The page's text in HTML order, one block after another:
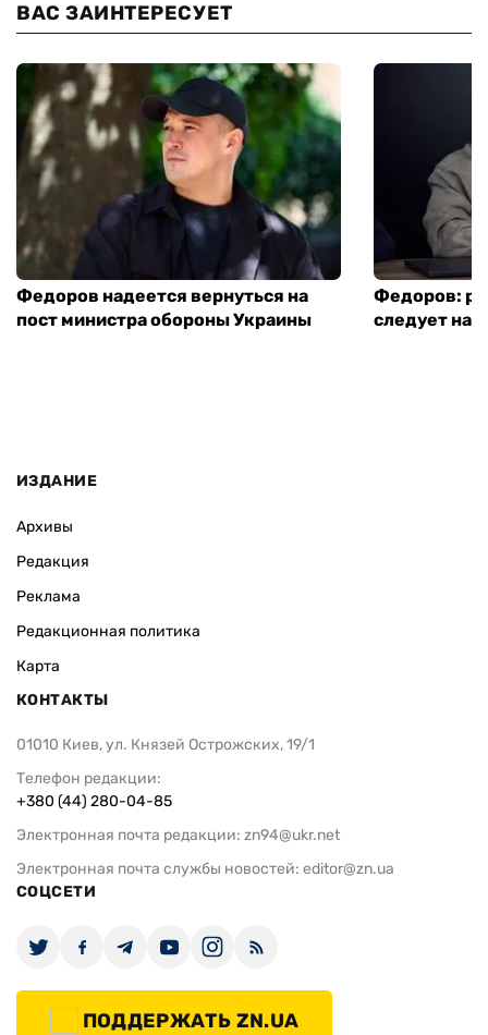
ВАС ЗАИНТЕРЕСУЕТ
Федоров надеется вернуться на
пост министра обороны Украины
Федоров:
следует
ИЗДАНИЕ
Архивы
Редакция
Реклама
Редакционная политика
Карта
КОНТАКТЫ
01010 Киев, ул. Князей Острожских, 19/1
Телефон редакции:
+380 (44) 280-04-85
Электронная почта редакции: zn94@ukr.net
Электронная почта службы новостей: editor@zn.ua
СОЦСЕТИ
ПОДДЕРЖАТЬ ZN.UA